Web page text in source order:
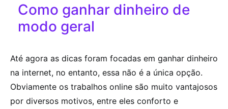
Como ganhar dinheiro de
modo geral
Até agora as dicas foram focadas em ganhar dinheiro
na internet, no entanto, essa não é a única opção.
Obviamente os trabalhos online são muito vantajosos
por diversos motivos, entre eles conforto e